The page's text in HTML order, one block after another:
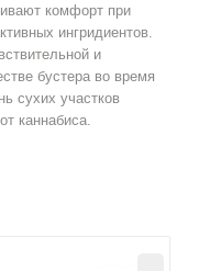
комфорт при
ингридиентов.
и
бустера во время
сухих участков
каннабиса.